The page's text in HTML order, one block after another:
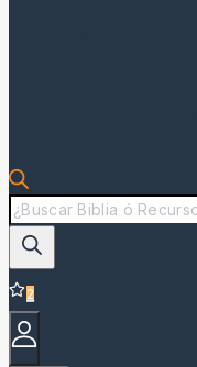
Búsqueda
de
productos
2